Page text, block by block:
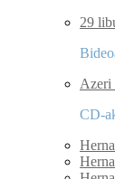
29
Azeri
CD-